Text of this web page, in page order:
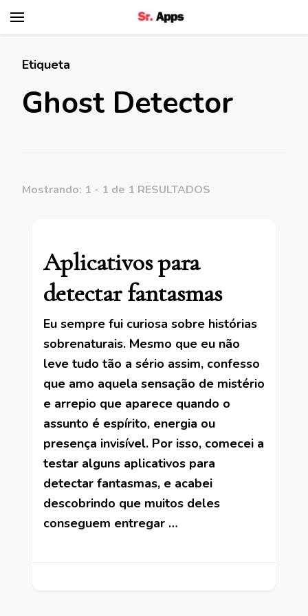
Etiqueta
Ghost Detector
Mostrando: 1 - 1 de 1 RESULTADOS
Aplicativos para
detectar fantasmas
Eu sempre fui curiosa sobre histórias
sobrenaturais. Mesmo que eu não
leve tudo tão a sério assim, confesso
que amo aquela sensação de mistério
e arrepio que aparece quando o
assunto é espírito, energia ou
presença invisível. Por isso, comecei a
testar alguns aplicativos para
detectar fantasmas, e acabei
descobrindo que muitos deles
conseguem entregar …